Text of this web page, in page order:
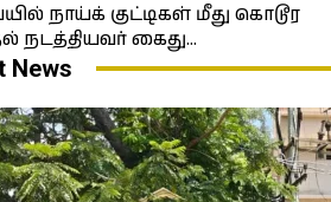
நாய்க் குட்டிகள் மீது கொடூர
நடத்தியவர் கைது…
News